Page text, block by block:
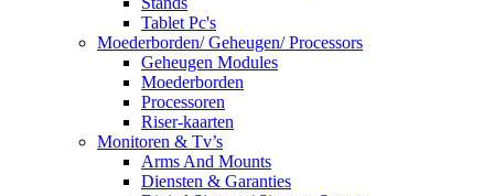
Tablet Pc's
Moederborden/ Geheugen/ Processors
Geheugen Modules
Moederborden
Processoren
Riser-kaarten
Monitoren & Tv’s
Arms And Mounts
Diensten & Garanties